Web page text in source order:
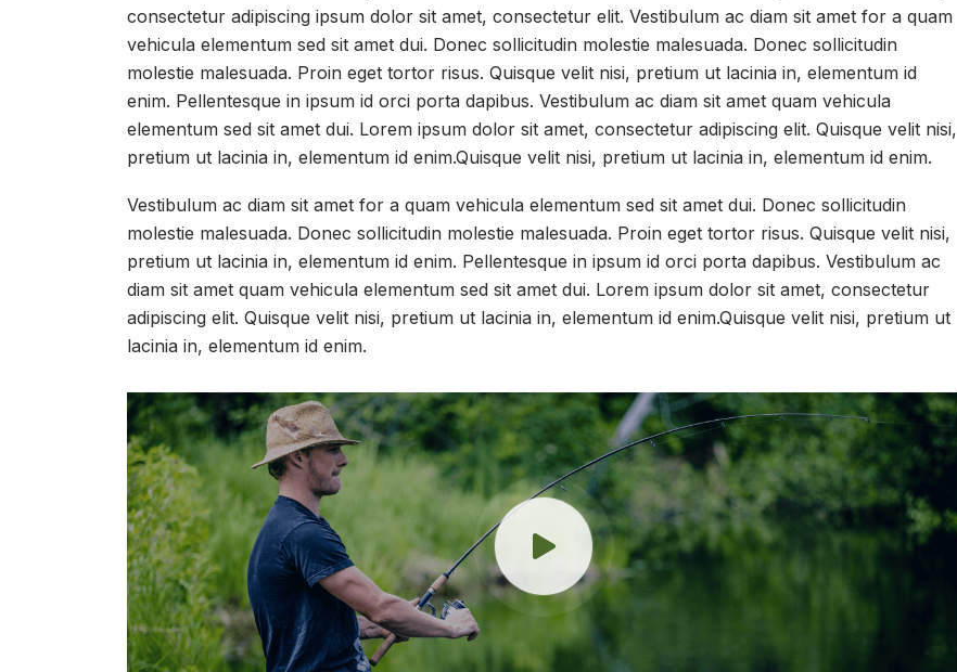
consectetur adipiscing ipsum dolor sit amet, consectetur elit. Vestibulum ac diam sit amet for a quam
vehicula elementum sed sit amet dui. Donec sollicitudin molestie malesuada. Donec sollicitudin
molestie malesuada. Proin eget tortor risus. Quisque velit nisi, pretium ut lacinia in, elementum id
enim. Pellentesque in ipsum id orci porta dapibus. Vestibulum ac diam sit amet quam vehicula
elementum sed sit amet dui. Lorem ipsum dolor sit amet, consectetur adipiscing elit. Quisque velit nisi,
pretium ut lacinia in, elementum id enim.Quisque velit nisi, pretium ut lacinia in, elementum id enim.
Vestibulum ac diam sit amet for a quam vehicula elementum sed sit amet dui. Donec sollicitudin
molestie malesuada. Donec sollicitudin molestie malesuada. Proin eget tortor risus. Quisque velit nisi,
pretium ut lacinia in, elementum id enim. Pellentesque in ipsum id orci porta dapibus. Vestibulum ac
diam sit amet quam vehicula elementum sed sit amet dui. Lorem ipsum dolor sit amet, consectetur
adipiscing elit. Quisque velit nisi, pretium ut lacinia in, elementum id enim.Quisque velit nisi, pretium ut
lacinia in, elementum id enim.